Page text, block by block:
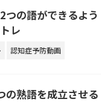
つの語ができるよう
レ
認知症予防動画
の熟語を成立させる